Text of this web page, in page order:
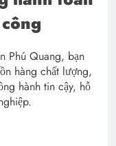
Phú Quang, bạn
hàng chất lượng,
hành tin cậy, hỗ